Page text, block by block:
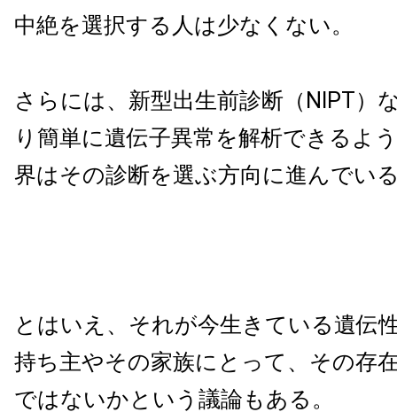
中絶を選択する人は少なくない。
さらには、新型出生前診断（NIPT）
り簡単に遺伝子異常を解析できるよ
界はその診断を選ぶ方向に進んでい
とはいえ、それが今生きている遺伝
持ち主やその家族にとって、その存
ではないかという議論もある。